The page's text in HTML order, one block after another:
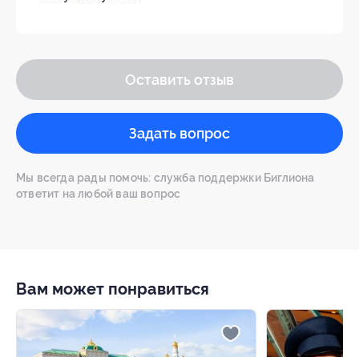
Оставить отзыв
Задать вопрос
Мы всегда рады помочь: служба поддержки Биглиона
ответит на любой ваш вопрос
Вам может понравиться